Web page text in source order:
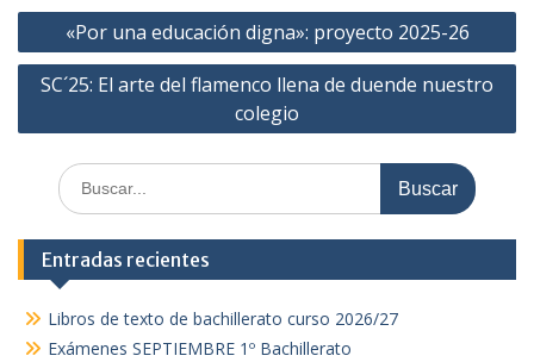
Navegación
de
entradas
«Por una educación digna»: proyecto 2025-26
SC´25: El arte del flamenco llena de duende nuestro
colegio
Buscar:
Entradas recientes
Libros de texto de bachillerato curso 2026/27
Exámenes SEPTIEMBRE 1º Bachillerato